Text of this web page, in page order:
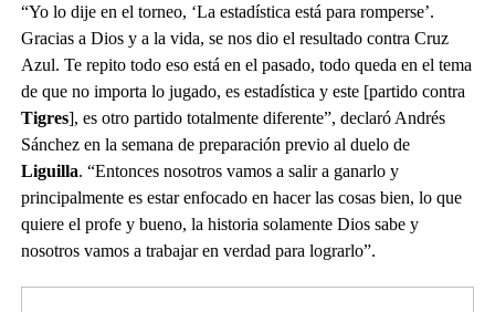
“Yo lo dije en el torneo, ‘La estadística está para romperse’.
Gracias a Dios y a la vida, se nos dio el resultado contra Cruz
Azul. Te repito todo eso está en el pasado, todo queda en el tema
de que no importa lo jugado, es estadística y este [partido contra
Tigres], es otro partido totalmente diferente”, declaró Andrés
Sánchez en la semana de preparación previo al duelo de
Liguilla. “Entonces nosotros vamos a salir a ganarlo y
principalmente es estar enfocado en hacer las cosas bien, lo que
quiere el profe y bueno, la historia solamente Dios sabe y
nosotros vamos a trabajar en verdad para lograrlo”.